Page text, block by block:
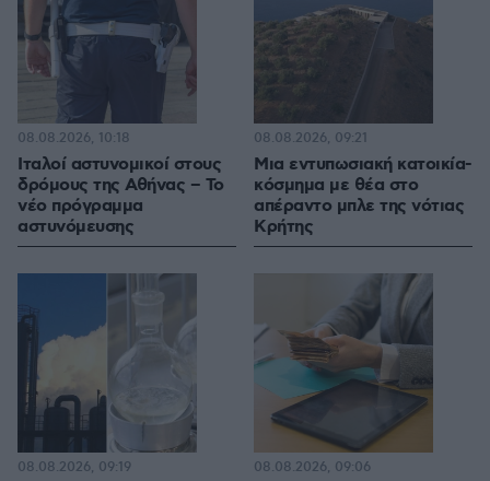
Ιταλοί αστυνομικοί στους
δρόμους της Αθήνας – Το
νέο πρόγραμμα
αστυνόμευσης
08.08.2026, 10:18
Μια εντυπωσιακή κατοικία-
κόσμημα με θέα στο
απέραντο μπλε της νότιας
Κρήτης
08.08.2026, 09:21
08.08.2026, 09:19 08.08.2026, 09:06